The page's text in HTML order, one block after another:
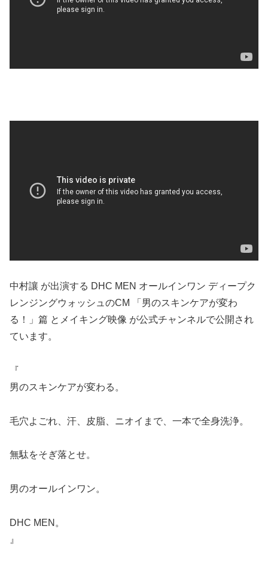
中村讓 が出演する DHC MEN オールインワン ディープク
レンジングウォッシュのCM 「男のスキンケアが変わ
る！」篇 とメイキング映像 が公式チャンネルで公開され
ています。
『
男のスキンケアが変わる。
毛穴よごれ、汗、皮脂、ニオイまで、一本で全身洗浄。
無駄をそぎ落とせ。
男のオールインワン。
DHC MEN。
』